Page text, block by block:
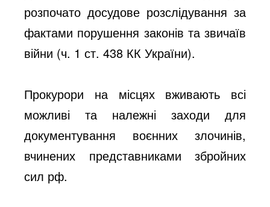
розпочато досудове розслідування за
фактами порушення законів та звичаїв
війни (ч. 1 ст. 438 КК України).
Прокурори на місцях вживають всі
можливі та належні заходи для
документування воєнних злочинів,
вчинених представниками збройних
сил рф.